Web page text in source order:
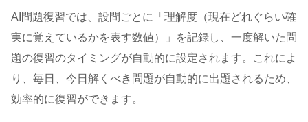
AI問題復習では、設問ごとに「理解度（現在どれぐらい確
実に覚えているかを表す数値）」を記録し、一度解いた問
題の復習のタイミングが自動的に設定されます。これによ
り、毎日、今日解くべき問題が自動的に出題されるため、
効率的に復習ができます。